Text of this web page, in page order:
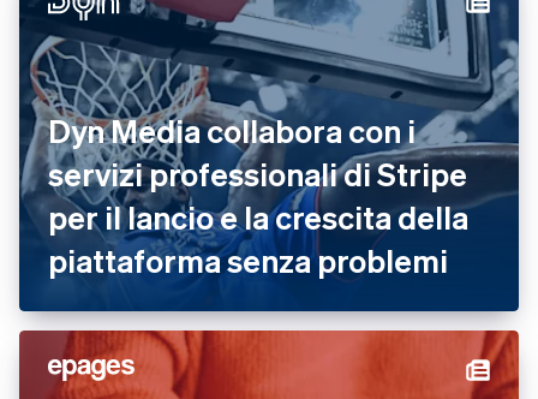
Dyn Media collabora con i
servizi professionali di Stripe
per il lancio e la crescita della
piattaforma senza problemi